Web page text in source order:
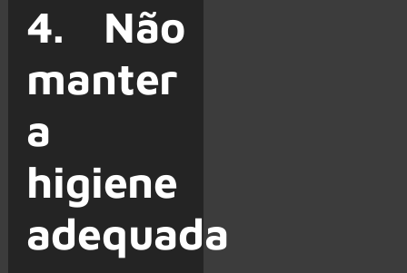
4. Não
manter
a
higiene
adequada